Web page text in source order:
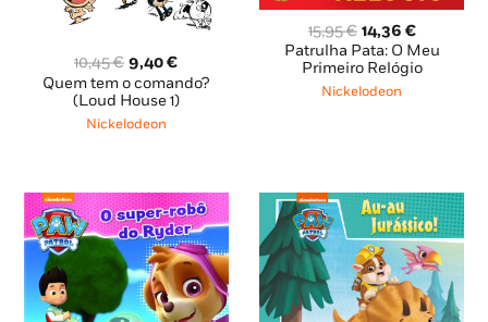
10,45€ O
preço
original
era:
9,40€O
preço
atual
Quem tem o comando?
(Loud House 1)
Nickelodeon
15,95€ O
preço
original
era:
14,36 €O
preço
atual
Patrulha Pata: O Meu
Primeiro Relógio
Nickelodeon